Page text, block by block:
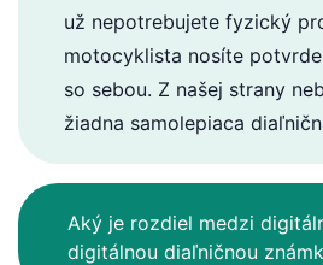
už nepotrebujete fyzický
motocyklista nosíte
so sebou. Z našej strany
žiadna samolepiaca
Aký je rozdiel medzi
digitálnou diaľničnou